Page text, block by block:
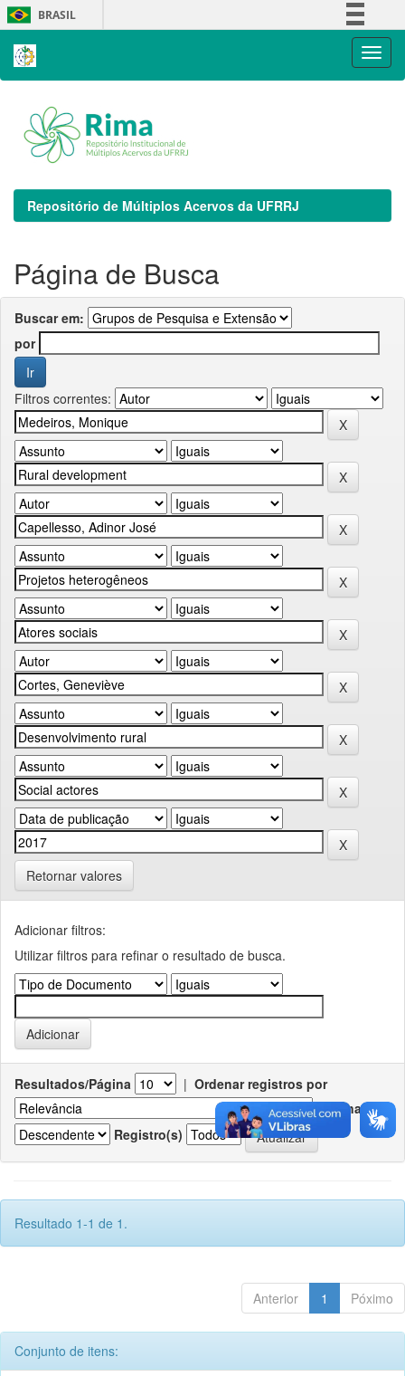
Skip
navigation
BRASIL
Repositório de Múltiplos Acervos da UFRRJ
Página de Busca
Buscar em:
por
Filtros correntes:
Retornar valores
Adicionar filtros:
Utilizar filtros para refinar o resultado de busca.
Resultados/Página | Ordenar registros por
Ordenar
Registro(s)
Resultado 1-1 de 1.
Anterior 1 Póximo
Conjunto de itens: